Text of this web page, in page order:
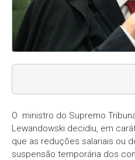
O ministro do Supremo
Lewandowski decidiu, em
que as reduções salariais ou
suspensão temporária dos